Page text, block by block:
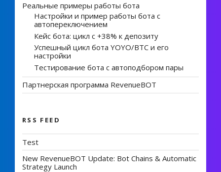
Реальные примеры работы бота
Настройки и пример работы бота с
автопереключением
Кейс бота: цикл с +38% к депозиту
Успешный цикл бота YOYO/BTC и его
настройки
Тестирование бота с автоподбором пары
Партнерская программа RevenueBOT
RSS FEED
Test
New RevenueBOT Update: Bot Chains & Automatic
Strategy Launch